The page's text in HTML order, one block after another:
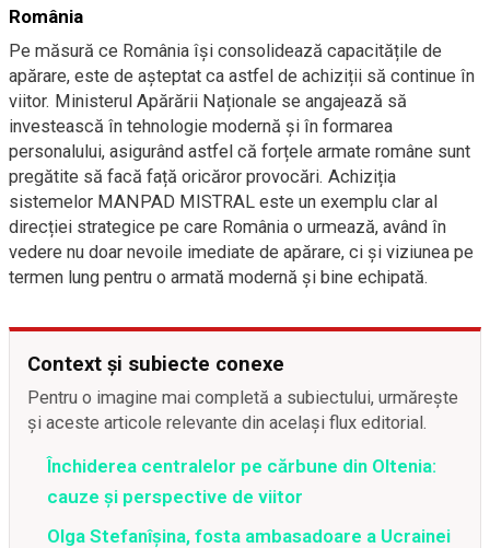
România
Pe măsură ce România își consolidează capacitățile de
apărare, este de așteptat ca astfel de achiziții să continue în
viitor. Ministerul Apărării Naționale se angajează să
investească în tehnologie modernă și în formarea
personalului, asigurând astfel că forțele armate române sunt
pregătite să facă față oricăror provocări. Achiziția
sistemelor MANPAD MISTRAL este un exemplu clar al
direcției strategice pe care România o urmează, având în
vedere nu doar nevoile imediate de apărare, ci și viziunea pe
termen lung pentru o armată modernă și bine echipată.
Context și subiecte conexe
Pentru o imagine mai completă a subiectului, urmărește
și aceste articole relevante din același flux editorial.
Închiderea centralelor pe cărbune din Oltenia:
cauze și perspective de viitor
Olga Stefanîşina, fosta ambasadoare a Ucrainei